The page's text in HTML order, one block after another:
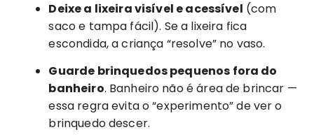
Deixe a lixeira visível e acessível (com
saco e tampa fácil). Se a lixeira fica
escondida, a criança “resolve” no vaso.
Guarde brinquedos pequenos fora do
banheiro. Banheiro não é área de brincar —
essa regra evita o “experimento” de ver o
brinquedo descer.